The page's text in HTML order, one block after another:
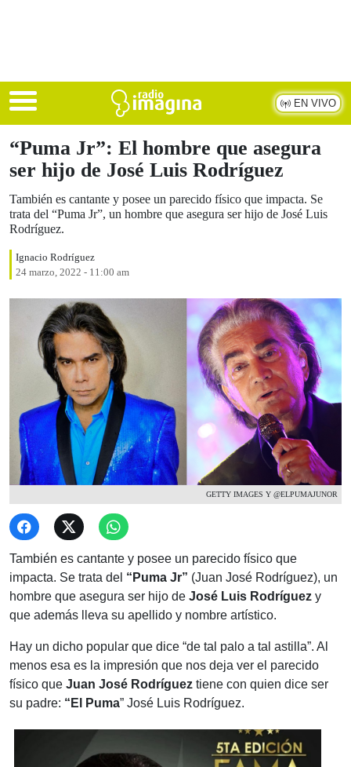
EN VIVO
“Puma Jr”: El hombre que asegura
ser hijo de José Luis Rodríguez
También es cantante y posee un parecido físico que impacta. Se
trata del “Puma Jr”, un hombre que asegura ser hijo de José Luis
Rodríguez.
Ignacio Rodríguez
24 marzo, 2022 - 11:00 am
GETTY IMAGES Y @ELPUMAJUNOR
También es cantante y posee un parecido físico que
impacta. Se trata del “Puma Jr” (Juan José Rodríguez), un
hombre que asegura ser hijo de José Luis Rodríguez y
que además lleva su apellido y nombre artístico.
Hay un dicho popular que dice “de tal palo a tal astilla”. Al
menos esa es la impresión que nos deja ver el parecido
físico que Juan José Rodríguez tiene con quien dice ser
su padre: “El Puma” José Luis Rodríguez.